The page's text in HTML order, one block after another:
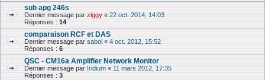
sub apg 246s
Dernier message par ziggy « 22 oct. 2014, 14:03
Réponses : 14
comparaison RCF et DAS
Dernier message par sabol « 4 oct. 2012, 15:52
Réponses : 6
QSC - CM16a Amplifier Network Monitor
Dernier message par Iridium « 11 mars 2012, 17:35
Réponses : 3